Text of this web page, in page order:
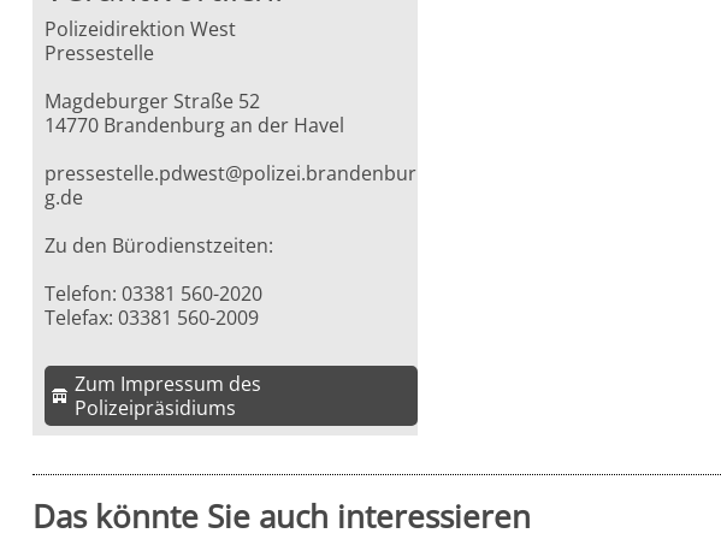
Polizeidirektion West
Pressestelle
Magdeburger Straße 52
14770 Brandenburg an der Havel
pressestelle.pdwest@polizei.brandenbur
g.de
Zu den Bürodienstzeiten:
Telefon: 03381 560-2020
Telefax: 03381 560-2009
Zum Impressum des
Polizeipräsidiums
Das könnte Sie auch interessieren